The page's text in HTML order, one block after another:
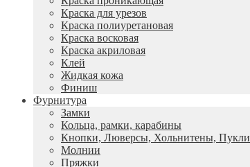
Краска для урезов
Краска полиуретановая
Краска восковая
Краска акриловая
Клей
Жидкая кожа
Финиш
Фурнитура
Замки
Кольца, рамки, карабины
Кнопки, Люверсы, Хольнитены, Пукли
Молнии
Пряжки